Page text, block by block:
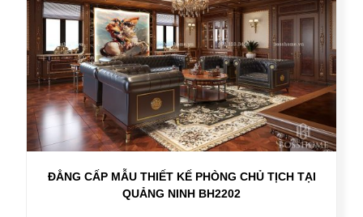
ĐẲNG CẤP MẪU THIẾT KẾ PHÒNG CHỦ TỊCH TẠI
QUẢNG NINH BH2202